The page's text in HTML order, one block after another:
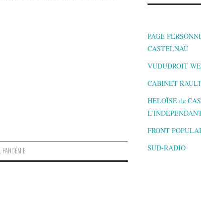
PANDÉMIE
PAGE
CASTELNAU
VUDUDROIT
CABINET
HELOÏSE de
FRONT
SUD-RADIO